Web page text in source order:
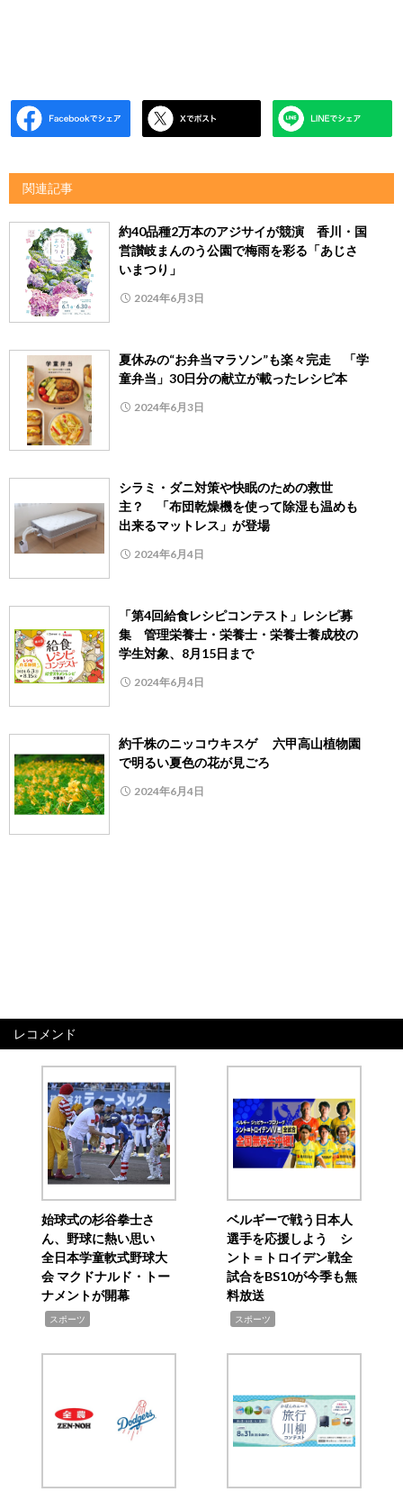
関連記事
約40品種2万本のアジサイが競演 香川・国
営讃岐まんのう公園で梅雨を彩る「あじさ
いまつり」
2024年6月3日
夏休みの“お弁当マラソン”も楽々完走 「学
童弁当」30日分の献立が載ったレシピ本
2024年6月3日
シラミ・ダニ対策や快眠のための救世
主？ 「布団乾燥機を使って除湿も温めも
出来るマットレス」が登場
2024年6月4日
「第4回給食レシピコンテスト」レシピ募
集 管理栄養士・栄養士・栄養士養成校の
学生対象、8月15日まで
2024年6月4日
約千株のニッコウキスゲ 六甲高山植物園
で明るい夏色の花が見ごろ
2024年6月4日
レコメンド
始球式の杉谷拳士さ
ん、野球に熱い思い
全日本学童軟式野球大
会 マクドナルド・トー
ナメントが開幕
スポーツ
ベルギーで戦う日本人
選手を応援しよう シ
ント＝トロイデン戦全
試合をBS10が今季も無
料放送
スポーツ